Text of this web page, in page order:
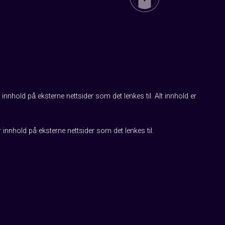
på eksterne nettsider som det lenkes til. Alt innhold er
på eksterne nettsider som det lenkes til.